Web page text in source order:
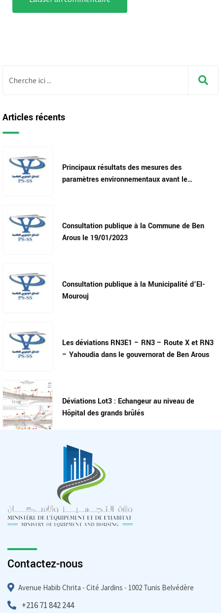
Articles récents
Principaux résultats des mesures des
paramètres environnementaux avant le
Consultation publique à la Commune de Ben
Arous le 19/01/2023
Consultation publique à la Municipalité d’El-
Mourouj
Les déviations RN3E1 – RN3 – Route X et RN3
– Yahoudia dans le gouvernorat de Ben Arous
Déviations Lot3 : Echangeur au niveau de
Hôpital des grands brûlés
Contactez-nous
Avenue Habib Chrita - Cité Jardins - 1002 Tunis Belvédère
+216 71 842 244